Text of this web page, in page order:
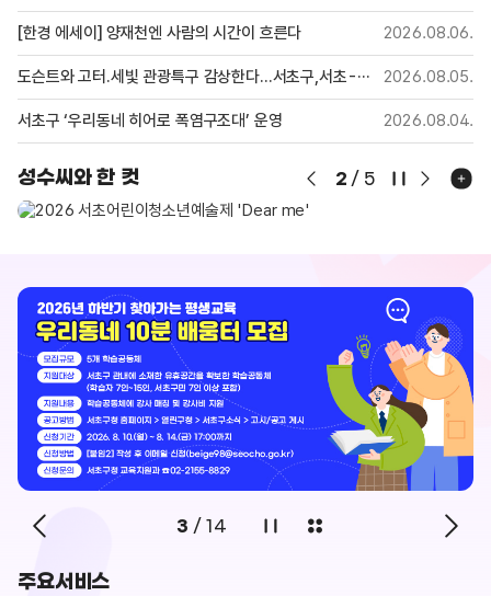
성수씨와 한 컷 2 / 5
[한경 에세이] 양재천엔 사람의 시간이 흐른다 2026.08.06.
도슨트와 고터.세빛 관광특구 감상한다...서초구,서초-한강 아트투어 2026.08.05.
서초구 ‘우리동네 히어로 폭염구조대’ 운영 2026.08.04.
3 / 14
주요서비스